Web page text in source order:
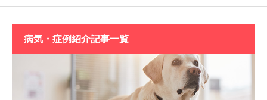
病気・症例紹介記事一覧